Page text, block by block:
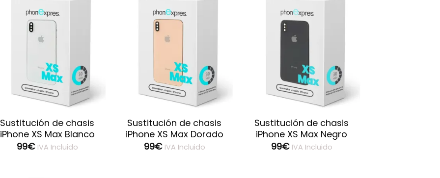
Sustitución de chasis
iPhone XS Max Blanco
99€ IVA Incluido
Sustitución de chasis
iPhone XS Max Dorado
99€ IVA Incluido
Sustitución de chasis
iPhone XS Max Negro
99€ IVA Incluido